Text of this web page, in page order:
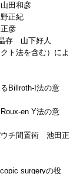
田和彦
正紀
彦
存 山下好人
ト法を含む）によ
Billroth-I法の意
en Y法の意
ウチ間置術 池田正
surgeryの役